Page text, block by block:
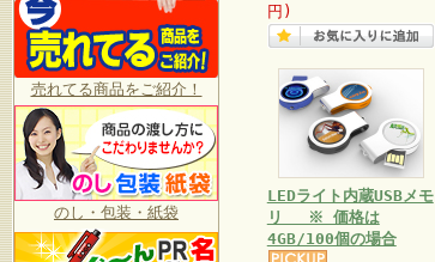
売れてる商品をご紹介！
のし・包装・紙袋
円)
LEDライト内蔵USBメモ
リ ※ 価格は
4GB/100個の場合